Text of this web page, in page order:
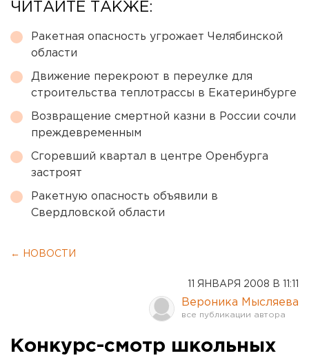
ЧИТАЙТЕ ТАКЖЕ:
Ракетная опасность угрожает Челябинской
области
Движение перекроют в переулке для
строительства теплотрассы в Екатеринбурге
Возвращение смертной казни в России сочли
преждевременным
Сгоревший квартал в центре Оренбурга
застроят
Ракетную опасность объявили в
Свердловской области
← НОВОСТИ
11 ЯНВАРЯ 2008 В 11:11
Вероника Мысляева
Конкурс-смотр школьных